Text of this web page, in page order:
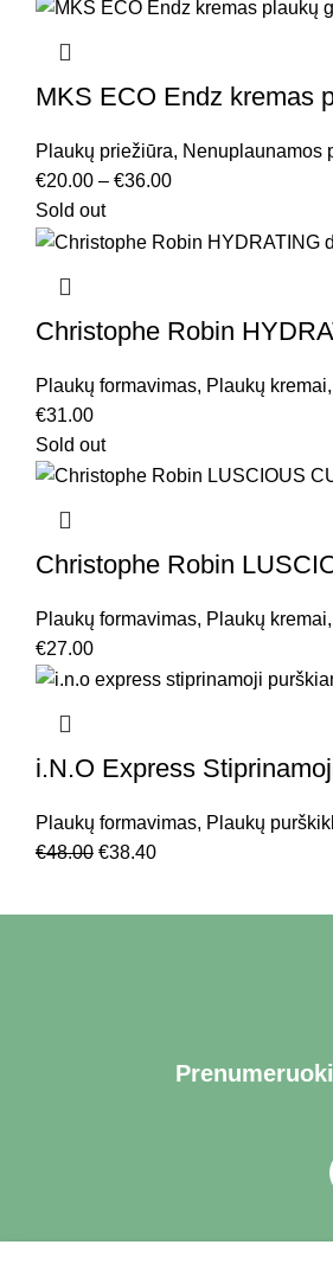
MKS ECO Endz kremas
Plaukų priežiūra, Nenuplaunamos
€20.00 – €36.00
Sold out
Christophe Robin
Plaukų formavimas, Plaukų kremai,
€31.00
Sold out
Christophe Robin
Plaukų formavimas, Plaukų kremai,
€27.00
i.N.O Express
Plaukų formavimas, Plaukų
€48.00 €38.40